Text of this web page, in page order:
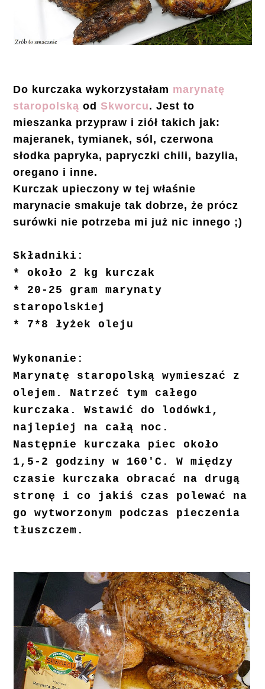
Do kurczaka wykorzystałam marynatę
staropolską od Skworcu. Jest to
mieszanka przypraw i ziół takich jak:
majeranek, tymianek, sól, czerwona
słodka papryka, papryczki chili, bazylia,
oregano i inne.
Kurczak upieczony w tej właśnie
marynacie smakuje tak dobrze, że prócz
surówki nie potrzeba mi już nic innego ;)
Składniki:
* około 2 kg kurczak
* 20-25 gram marynaty
staropolskiej
* 7*8 łyżek oleju
Wykonanie:
Marynatę staropolską wymieszać z
olejem. Natrzeć tym całego
kurczaka. Wstawić do lodówki,
najlepiej na całą noc.
Następnie kurczaka piec około
1,5-2 godziny w 160'C. W między
czasie kurczaka obracać na drugą
stronę i co jakiś czas polewać na
go wytworzonym podczas pieczenia
tłuszczem.